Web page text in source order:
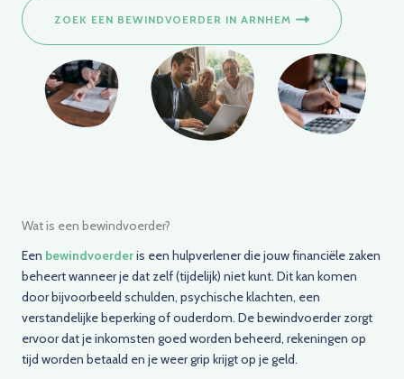
ZOEK EEN BEWINDVOERDER IN ARNHEM
Wat is een bewindvoerder?
Een bewindvoerderis een hulpverlener die jouw financiële zaken
beheert wanneer je dat zelf (tijdelijk) niet kunt. Dit kan komen
door bijvoorbeeld schulden, psychische klachten, een
verstandelijke beperking of ouderdom. De bewindvoerder zorgt
ervoor dat je inkomsten goed worden beheerd, rekeningen op
tijd worden betaald en je weer grip krijgt op je geld.